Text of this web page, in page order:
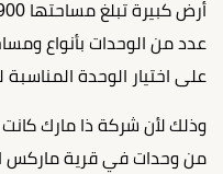
عدد من الوحدات بأنواع
على اختيار الوحدة
وذلك لأن شركة ذا مارك
من وحدات في قرية ماركس